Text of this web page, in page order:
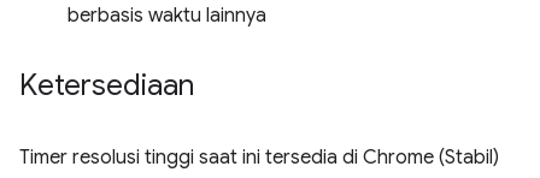
berbasis waktu lainnya
Ketersediaan
Timer resolusi tinggi saat ini tersedia di Chrome (Stabil)